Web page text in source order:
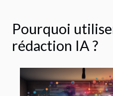
Pourquoi
rédaction IA ?